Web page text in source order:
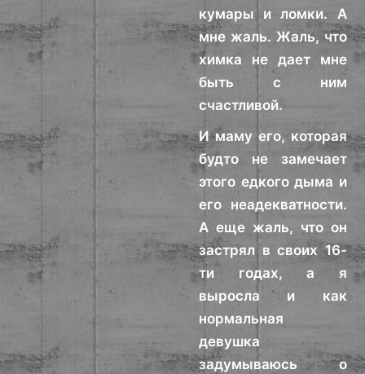
кумары и ломки. А
мне жаль. Жаль, что
химка не дает мне
быть с ним
счастливой.
И маму его, которая
будто не замечает
этого едкого дыма и
его неадекватности.
А еще жаль, что он
застрял в своих 16-
ти годах, а я
выросла и как
нормальная
девушка
задумываюсь о